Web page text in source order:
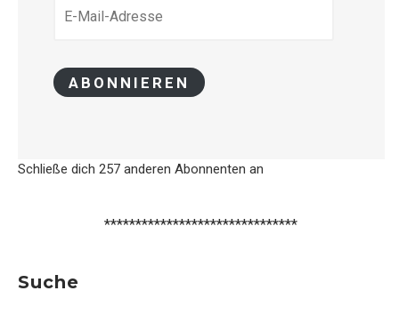
MAIL-
ABONNIEREN
Schließe dich 257 anderen Abonnenten an
*******************************
Suche